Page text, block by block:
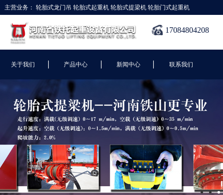
主营业务： 轮胎式龙门吊 轮胎式起重机轮胎式提梁机轮胎门式起重机
17084804208
关于我们 | 产品中心 | 新闻中心 | 联系我们